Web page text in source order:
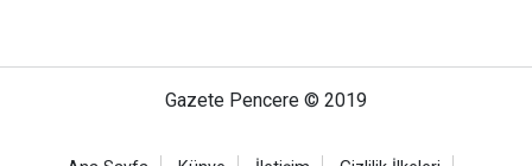
Gazete Pencere © 2019